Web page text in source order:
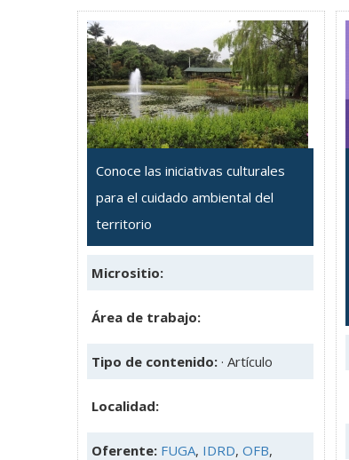
Conoce las iniciativas culturales
para el cuidado ambiental del
territorio
Micrositio:
Área de trabajo:
Tipo de contenido: · Artículo
Localidad:
Oferente: FUGA, IDRD, OFB,